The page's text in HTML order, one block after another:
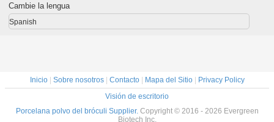
jugo de
liofilizado
Cambie la lengua
Spanish
Inicio| Sobre nosotros| Contacto| Mapa del Sitio| Privacy Policy
Visión de escritorio
Porcelana polvo del bróculi Supplier. Copyright © 2016 - 2026 Evergreen
Biotech Inc.